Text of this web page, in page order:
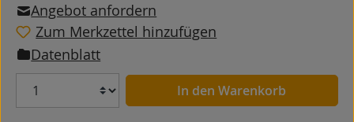
Angebot anfordern
Zum Merkzettel hinzufügen
Datenblatt
Anzahl In den Warenkorb